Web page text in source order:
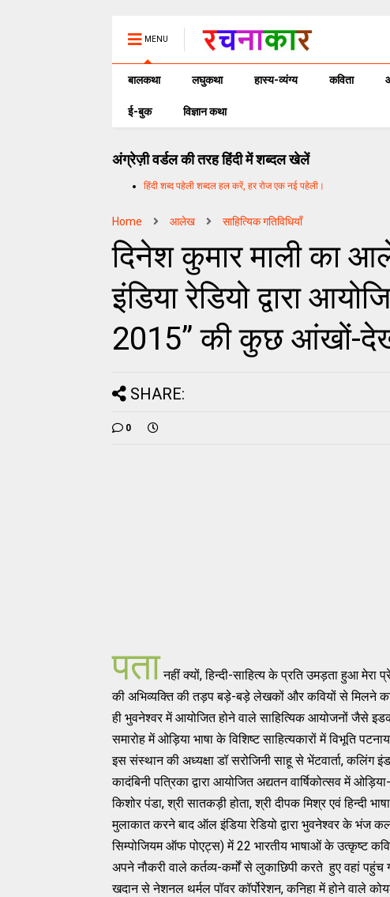
MENU
बालकथा लघुकथा हास्य-व्यंग्य कविता
ई-बुक विज्ञान कथा
अंग्रेज़ी वर्डल की तरह हिंदी में शब्दल खेलें
हिंदी शब्द पहेली शब्दल हल करें, हर रोज एक नई पहेली।
Home आलेख साहित्यिक गतिविधियाँ
दिनेश कुमार माली का
इंडिया रेडियो द्वारा
2015” की कुछ आंखों-
SHARE:
0
पतानहीं क्यों, हिन्दी-साहित्य के प्रति उमड़ता हुआ
की अभिव्यक्ति की तड़प बड़े-बड़े लेखकों और कवियों से मिलने
ही भुवनेश्वर में आयोजित होने वाले साहित्यिक आयोजनों जैसे
समारोह में ओड़िया भाषा के विशिष्ट साहित्यकारों में विभूति
इस संस्थान की अध्यक्षा डॉ सरोजिनी साहू से भेंटवार्ता,
कादंबिनी पत्रिका द्वारा आयोजित अद्यतन वार्षिकोत्सव में
किशोर पंडा, श्री सातकड़ी होता, श्री दीपक मिश्र एवं हिन्दी
मुलाकात करने बाद ऑल इंडिया रेडियो द्वारा भुवनेश्वर के भंज
सिम्पोजियम ऑफ पोएट्स) में 22 भारतीय भाषाओं के उत्कृष्ट
अपने नौकरी वाले कर्तव्य-कर्मों से लुकाछिपी करते हुए वहां
खदान से नेशनल थर्मल पॉवर कॉर्पोरेशन, कनिहा में होने वाले